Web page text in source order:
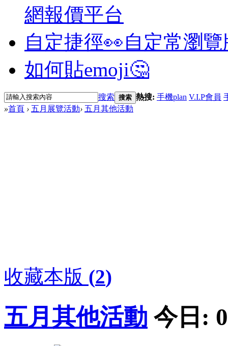
網報價平台
自定捷徑👀自定常瀏
如何貼emoji🤔
搜索 搜索 熱搜: 手機plan V.I.P會員
»首頁 › 五月展覽活動› 五月其他活動
收藏本版 (2)
五月其他活動 今日: 0